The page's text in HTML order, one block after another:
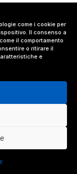
come i cookie per
Il consenso a
il comportamento
o ritirare il
e